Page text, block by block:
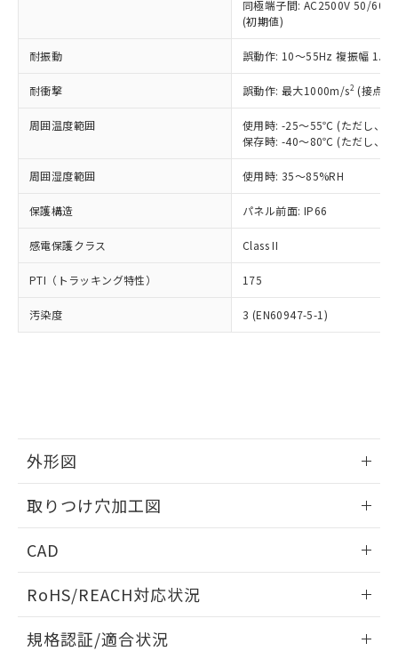
同極端子間: AC2500V 50/
(初期値)
耐振動 誤動作: 10～55Hz 複振幅
耐衝撃 誤動作: 最大1000m/s2 (接点
周囲温度範囲
使用時: -25～55℃ (ただし、氷
保存時: -40～80℃ (ただし、氷
周囲湿度範囲 使用時: 35～85%RH
保護構造 パネル前面: IP66
感電保護クラス Class II
PTI（トラッキング特性） 175
汚染度 3 (EN60947-5-1)
外形図
取りつけ穴加工図
CAD
ドすることができます。
RoHS/REACH対応状況
規格認証/適合状況
正式な納期状況および標準価格はお客
様のお取引先、またはお客様担当のオ
ムロン制御機器販売店・当社販売員に
オムロン制御機器販売店や当社販売拠
販売ネットワーク
」をご確認
在庫状況および標準価格結果を当社の
事前の承諾なく第三者に漏洩または開
マイパーツ機能（部品リスト作成サー
ビス）をご利用いただくには、I-Web
メンバーズにご登録されている必要が
あります。
お客様が当ウェブサイト上で当社にご
登録された部品リストについて、当社
および当社の共同利用者が、当社の製
用者の範囲」に記載されている法人を
(PBDE) 1000ppm以下、フタル酸ビス(2-エチルヘキシ
ル) (DEHP)(別名：DOP) 1000ppm以下、フタル酸ブチ
ルベンジル（BBP） 1000ppm以下、フタル酸ジブチル
（DBP） 1000ppm以下、フタル酸ジイソブチル
但し、RoHS指令で産業用監視および制御機器に対する
フタル酸エステル類の４物質については閾値を超える意
図的な使用がないことを確認しています。
※2 対応予定月
部品在庫の切り替え状況などにより、予定
月が前後することがあります。
※3 非含有証明書ダウンロード
※本証明書は発行日時点で非含有を証明す
るもので、過去に遡って非含有を証明する
ものではありません。
物質の対応では、対応完了までの期間は出
荷製品に未対応品が混在することから備考
していることから、特段のことがない限
り、2022年1月12日より割愛しておりま
す。
Cr(Ⅵ)(六価クロム) : 1000ppm、 PBBs(ポリ臭化ビフェ
ニル類) : 1000ppm、 PBDEs(ポリ臭化ジフェニルエーテ
イソブチル) : 1000ppm、 BBP(フタル酸ブチルベンジ
DEHP(フタル酸ビス(2-エチルヘキシル)) : 1000ppm
※2 環境保護使用期限
「ｅ」：有害物質（10物質）のすべてが基
準値以下であることを示します。
「10」：通常の使用状況下において有害物
質が外部に漏えいし、環境に深刻な影響を
及ぼさない年数を意味します。
「－」：未確認です。当社販売部門へお問
い合わせください。
当社は規制貨物を破棄する場合は、完
いよう必要な手段を講じます。
当社は貴社製品を、核兵器、ミサイ
ル、化学兵器、生物兵器またはその他
武器並びにこれらの製造装置等に一切
当社は、貴社製品を第三者に販売する
場合は、上記1、2および3の内容を当
該第三者に通知します。また当社は、
販売先および販売に係わる関係者が違
法に輸出するおそれがある場合は、取
り引きをいたしません。
一定数以上の在庫あり
一定数には満たないが在庫あり
在庫なし(最新の在庫状況につ
いては、お客様のお取引先、ま
たはお客様担当のオムロン制御
機器販売店・当社販売員にご確
白
受注生産機種、また在庫状況の
情報を公開していない機種